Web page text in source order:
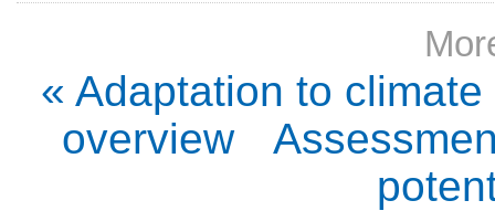
« Adaptation to
overview